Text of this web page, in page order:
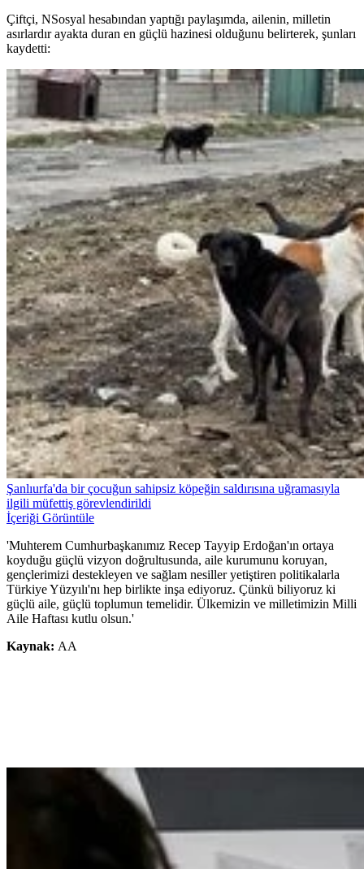
Çiftçi, NSosyal hesabından yaptığı paylaşımda, ailenin, milletin
asırlardır ayakta duran en güçlü hazinesi olduğunu belirterek, şunları
kaydetti:
Şanlıurfa'da bir çocuğun sahipsiz köpeğin saldırısına uğramasıyla
ilgili müfettiş görevlendirildi
İçeriği Görüntüle
'Muhterem Cumhurbaşkanımız Recep Tayyip Erdoğan'ın ortaya
koyduğu güçlü vizyon doğrultusunda, aile kurumunu koruyan,
gençlerimizi destekleyen ve sağlam nesiller yetiştiren politikalarla
Türkiye Yüzyılı'nı hep birlikte inşa ediyoruz. Çünkü biliyoruz ki
güçlü aile, güçlü toplumun temelidir. Ülkemizin ve milletimizin Milli
Aile Haftası kutlu olsun.'
Kaynak: AA